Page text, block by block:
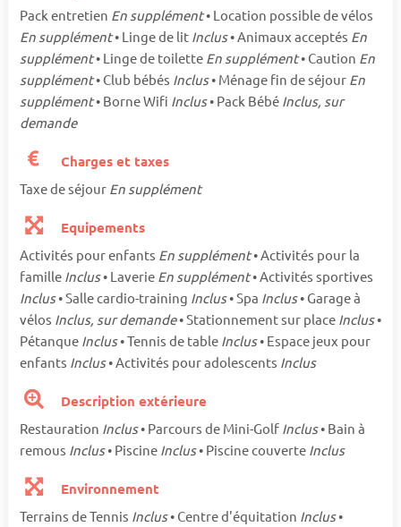
Pack entretien En supplément• Location possible de vélos
En supplément• Linge de lit Inclus• Animaux acceptés En
supplément• Linge de toilette En supplément• Caution En
supplément• Club bébés Inclus• Ménage fin de séjour En
supplément• Borne Wifi Inclus• Pack Bébé Inclus, sur
demande
Charges et taxes
Taxe de séjour En supplément
Equipements
Activités pour enfants En supplément• Activités pour la
famille Inclus• Laverie En supplément• Activités sportives
Inclus• Salle cardio-training Inclus• Spa Inclus• Garage à
vélos Inclus, sur demande• Stationnement sur place Inclus•
Pétanque Inclus• Tennis de table Inclus• Espace jeux pour
enfants Inclus• Activités pour adolescents Inclus
Description extérieure
Restauration Inclus• Parcours de Mini-Golf Inclus• Bain à
remous Inclus• Piscine Inclus• Piscine couverte Inclus
Environnement
Terrains de Tennis Inclus• Centre d'équitation Inclus•